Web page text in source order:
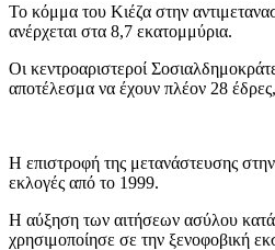
Το κόμμα του Κιέζα στην
ανέρχεται στα 8,7 εκατομμύρια.
Οι κεντροαριστεροί
αποτέλεσμα να έχουν πλέον 28
Η επιστροφή της μετανάστευσης
εκλογές από το 1999.
Η αύξηση των αιτήσεων ασύλου κατά
χρησιμοποίησε σε την ξενοφοβική